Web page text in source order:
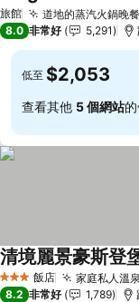
旅館 道地的蒸汽火鍋晚餐
8.0 非常好 5,291
低至 $2,053
查看其他 5 個網站
3 星級 飯店 家庭私人溫
清境麗景豪斯登
8.2 非常好 1,789